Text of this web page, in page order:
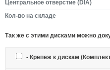
Центральное отверстие (DIA)
Кол-во на складе
Так же c этими дисками можно
- Крепеж к дискам